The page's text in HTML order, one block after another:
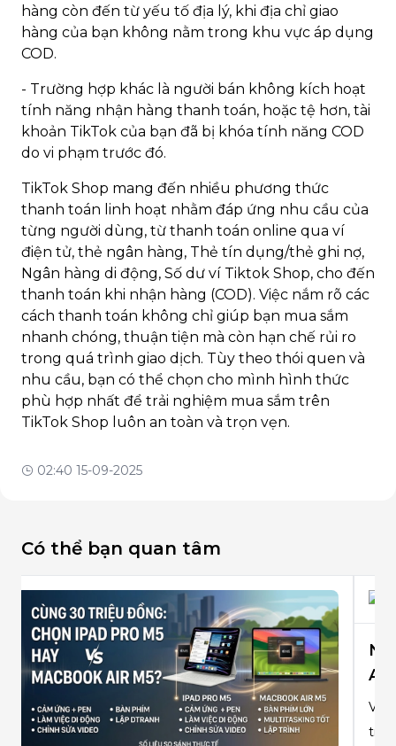
hàng còn đến từ yếu tố địa lý, khi địa chỉ giao
hàng của bạn không nằm trong khu vực áp dụng
COD.
- Trường hợp khác là người bán không kích hoạt
tính năng nhận hàng thanh toán, hoặc tệ hơn, tài
khoản TikTok của bạn đã bị khóa tính năng COD
do vi phạm trước đó.
TikTok Shop mang đến nhiều phương thức
thanh toán linh hoạt nhằm đáp ứng nhu cầu của
từng người dùng, từ thanh toán online qua ví
điện tử, thẻ ngân hàng, Thẻ tín dụng/thẻ ghi nợ,
Ngân hàng di động, Số dư ví Tiktok Shop, cho đến
thanh toán khi nhận hàng (COD). Việc nắm rõ các
cách thanh toán không chỉ giúp bạn mua sắm
nhanh chóng, thuận tiện mà còn hạn chế rủi ro
trong quá trình giao dịch. Tùy theo thói quen và
nhu cầu, bạn có thể chọn cho mình hình thức
phù hợp nhất để trải nghiệm mua sắm trên
TikTok Shop luôn an toàn và trọn vẹn.
02:40 15-09-2025
Có thể bạn quan tâm
Nên chọn iPad Mini 7 bỏ túi hay iPad
Air M3 màn hình lớn?
Với mức chênh lệnh 2,4 triệu ở phân khúc 13 - 16
triệu đồng nên chọn iPad Mini M7 hay iPad Air M3